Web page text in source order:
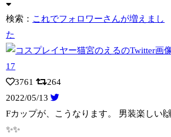
検索： これでフォロワーさんが増えまし
た
3761
264
2022/05/13
Fカップが、こうなります。 男装楽しい🙌
✨✨